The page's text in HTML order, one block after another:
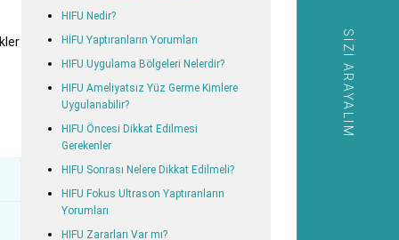
SIZI ARAYALIM
HIFU Nedir?
HİFU Yaptıranların Yorumları
HIFU Uygulama Bölgeleri Nelerdir?
HIFU Ameliyatsız Yüz Germe Kimlere
Uygulanabilir?
HIFU Öncesi Dikkat Edilmesi
Gerekenler
HIFU Sonrası Nelere Dikkat Edilmeli?
HIFU Fokus Ultrason Yaptıranların
Yorumları
HIFU Zararları Var mı?